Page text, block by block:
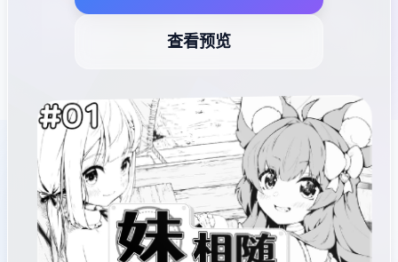
查看预览